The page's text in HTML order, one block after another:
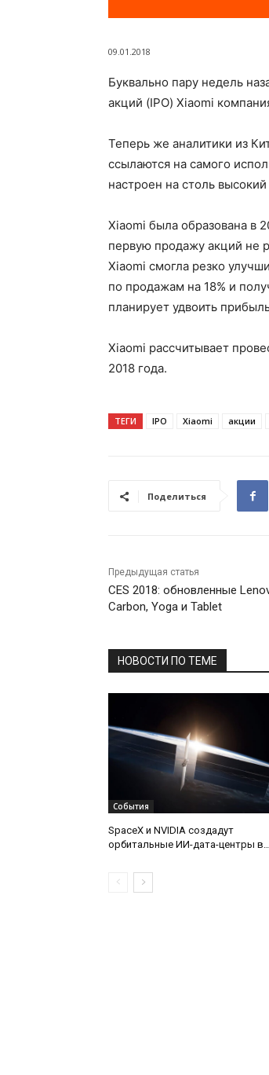
09.01.2018
Буквально пару недель
акций (IPO) Xiaomi
Теперь же аналитики из
ссылаются на самого
настроен на столь
Xiaomi была образована в
первую продажу акций не
Xiaomi смогла резко
по продажам на 18% и
планирует удвоить
Xiaomi рассчитывает
2018 года.
ТЕГИ IPO Xiaomi акции
Поделиться
Предыдущая статья
CES 2018: обновленные
Carbon, Yoga и Tablet
НОВОСТИ ПО ТЕМЕ
События
SpaceX и NVIDIA создадут
орбитальные ИИ-дата-центры в